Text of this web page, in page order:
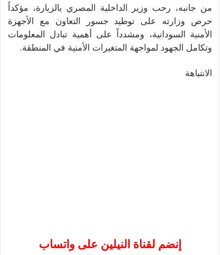
من جانبه، رحب وزير الداخلية المصري بالزيارة، مؤكداً
حرص وزارته على توطيد جسور التعاون مع الأجهزة
الأمنية السودانية، ومشدداً على أهمية تبادل المعلومات
وتكامل الجهود لمواجهة المتغيرات الأمنية في المنطقة.
الانتباهة
إنضم لقناة النيلين على واتساب